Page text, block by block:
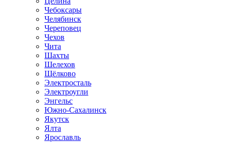
Чебоксары
Челябинск
Череповец
Чехов
Чита
Шахты
Шелехов
Щёлково
Электросталь
Электроугли
Энгельс
Южно-Сахалинск
Якутск
Ялта
Ярославль